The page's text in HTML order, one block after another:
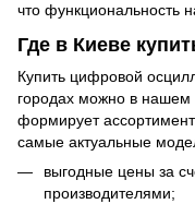
что функциональность
Где в Киеве
Купить цифровой
городах можно в нашем
формирует
самые актуальные
выгодные цены за
производителями;